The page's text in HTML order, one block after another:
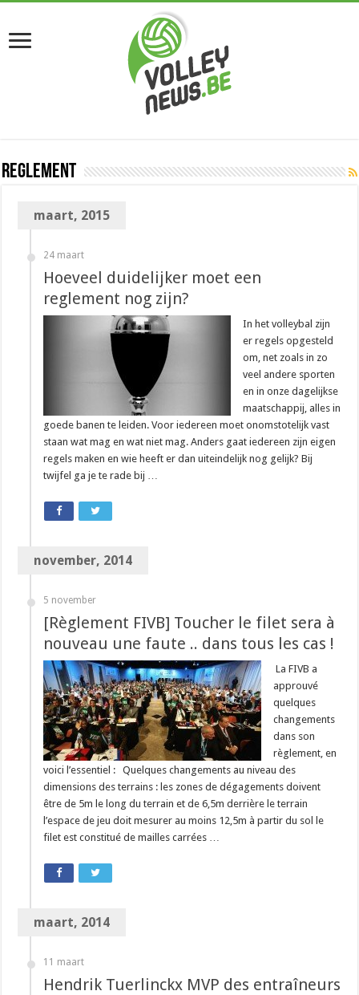
Reglement
maart, 2015
24 maart
Hoeveel duidelijker moet een
reglement nog zijn?
In het volleybal zijn
er regels opgesteld
om, net zoals in zo
veel andere sporten
en in onze dagelijkse
maatschappij, alles in
goede banen te leiden. Voor iedereen moet onomstotelijk vast
staan wat mag en wat niet mag. Anders gaat iedereen zijn eigen
regels maken en wie heeft er dan uiteindelijk nog gelijk? Bij
twijfel ga je te rade bij …
november, 2014
5 november
[Règlement FIVB] Toucher le filet sera à
nouveau une faute .. dans tous les cas !
La FIVB a
approuvé
quelques
changements
dans son
règlement, en
voici l’essentiel : Quelques changements au niveau des
dimensions des terrains : les zones de dégagements doivent
être de 5m le long du terrain et de 6,5m derrière le terrain
l’espace de jeu doit mesurer au moins 12,5m à partir du sol le
filet est constitué de mailles carrées …
maart, 2014
11 maart
Hendrik Tuerlinckx MVP des entraîneurs